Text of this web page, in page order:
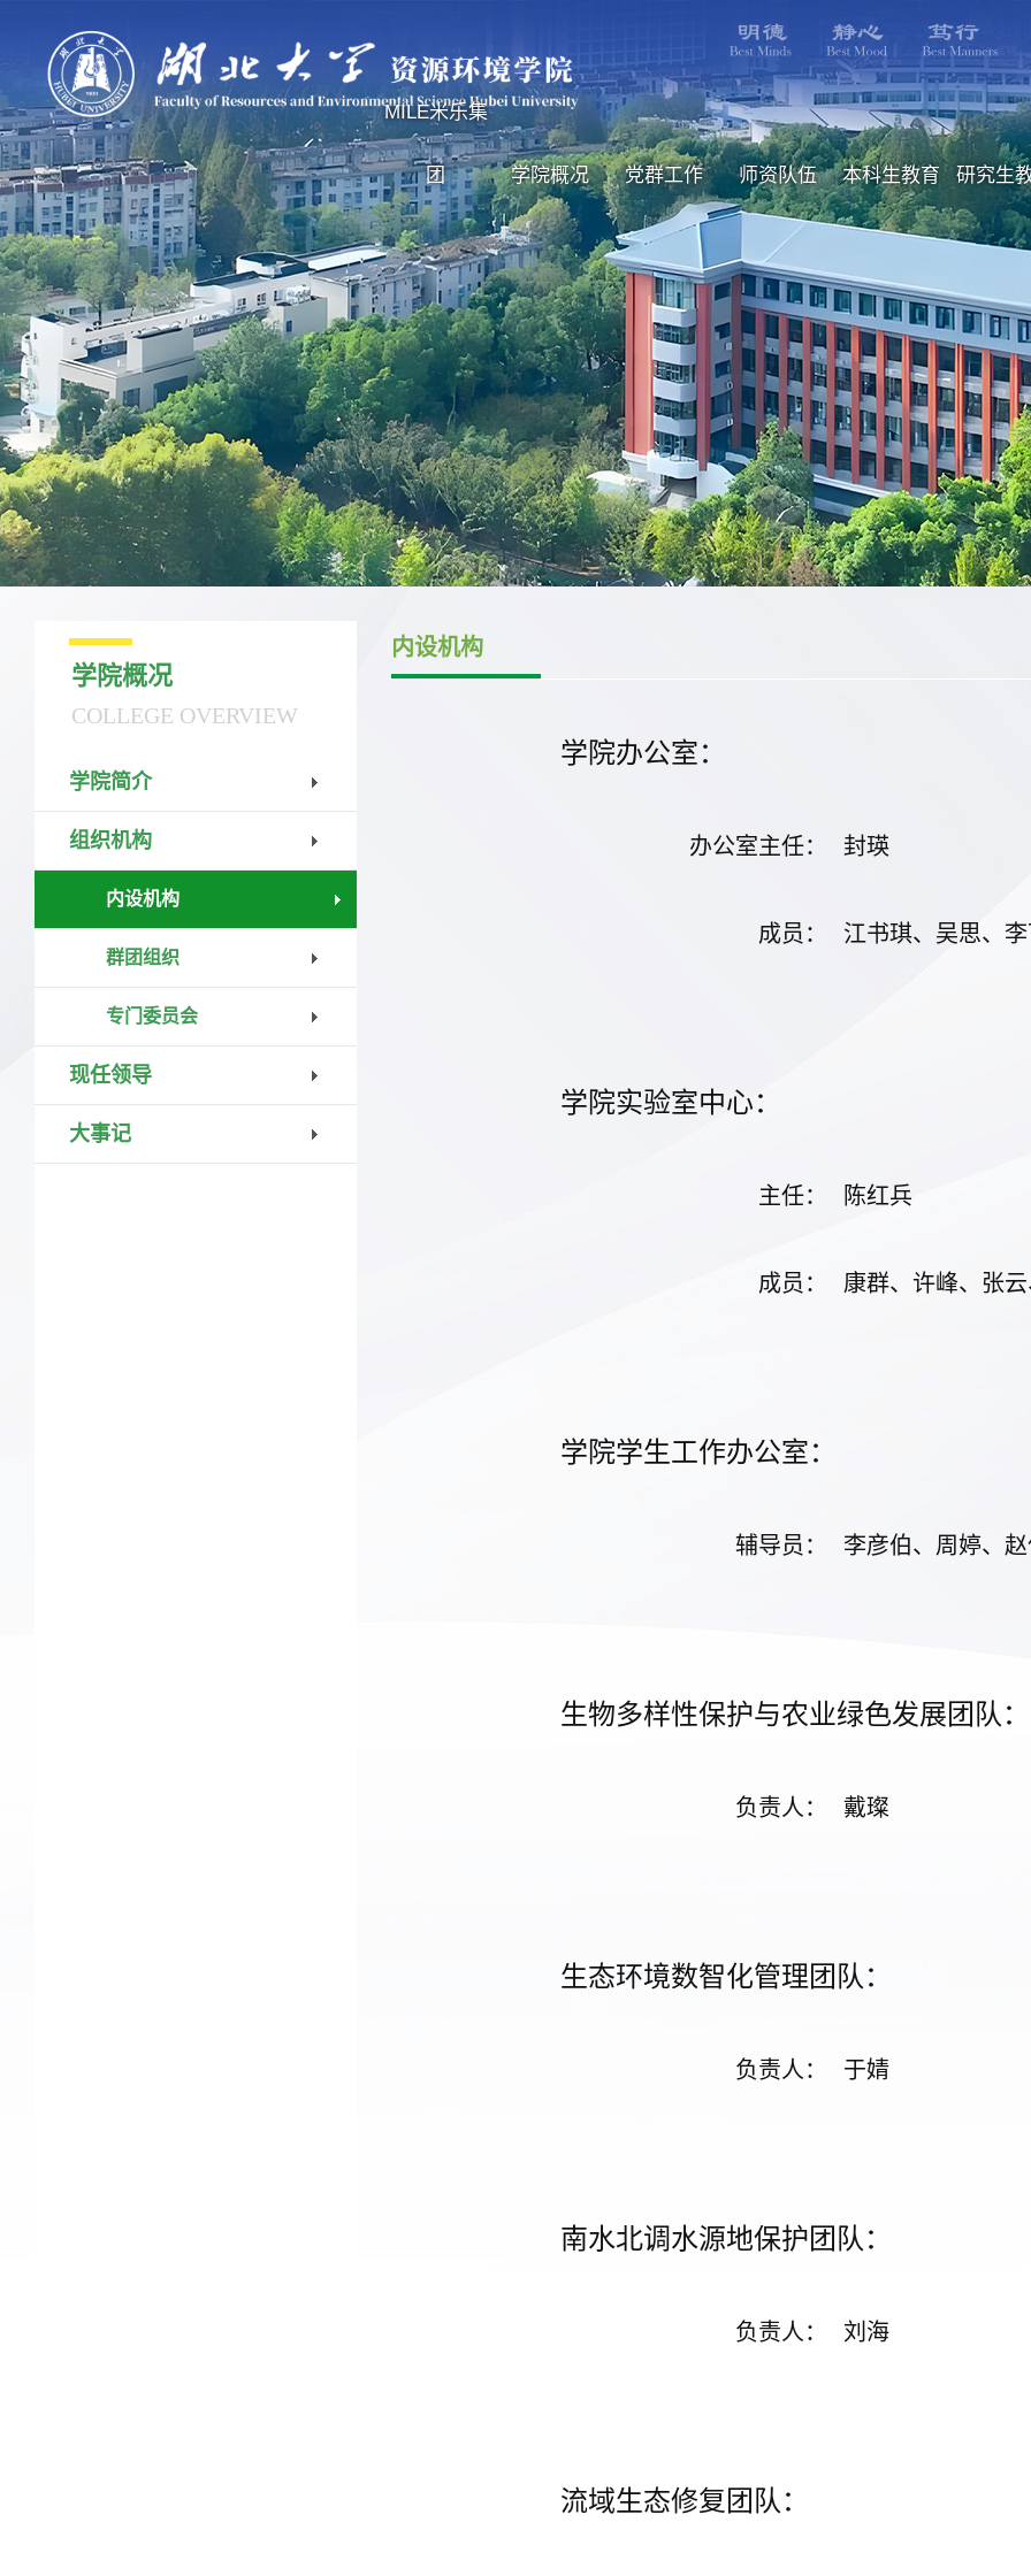
MILE米乐集
团 学院概况 党群工作 师资队伍 本科生教育 研究生
学院概况
COLLEGE OVERVIEW
学院简介
组织机构
内设机构
群团组织
专门委员会
现任领导
大事记
内设机构
学院办公室：
办公室主任： 封瑛
成员 ： 江书琪、吴思、
学院实验室中心：
主任： 陈红兵
成员 ： 康群、许峰、张
学院学生工作办公室：
辅导员 ： 李彦伯、周婷、
生物多样性保护与农业绿色发展团队：
负责人 ： 戴璨
生态环境数智化管理团队：
负责人 ： 于婧
南水北调水源地保护团队：
负责人 ： 刘海
流域生态修复团队：